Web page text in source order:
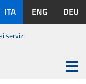
disponibili:
ITA ENG DEU
servizi
Apri
menu